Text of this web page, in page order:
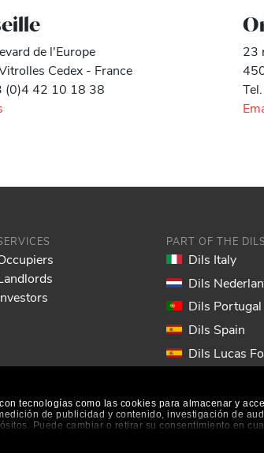
tecnologías como las cookies para almacenar y
de publicidad y contenido, investigación de
Puede cambiar o retirar su consentimiento en
de l'Europe
Cedex - France
(0)4 42 10 18 38
23
PART OF THE
Dils Italy
Dils
Dils Portugal
Dils Spain
Dils Lucas
Dils EOL